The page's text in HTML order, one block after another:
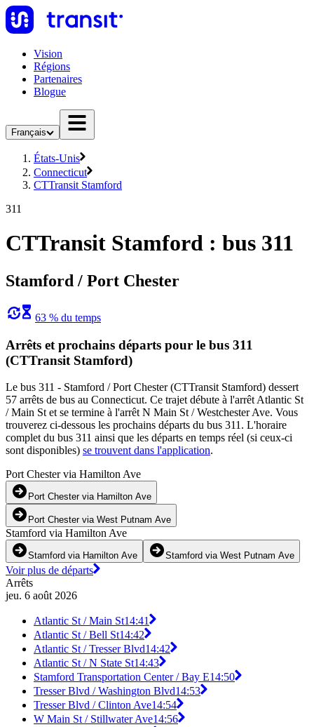
Vision
Régions
Partenaires
Blogue
Français
États-Unis
Connecticut
CTTransit Stamford
311
CTTransit Stamford : bus 311
Stamford / Port Chester
63 % du temps
Arrêts et prochains départs pour le bus 311
(CTTransit Stamford)
Le bus 311 - Stamford / Port Chester (CTTransit Stamford) dessert
57 arrêts de bus au Connecticut. Ce trajet débute à l'arrêt Atlantic St
/ Main St et se termine à l'arrêt N Main St / Westchester Ave. Vous
trouverez ci-dessous les prochains départs du bus 311. L'horaire
complet du bus 311 ainsi que les départs en temps réel (si ceux-ci
sont disponibles) se trouvent dans l'application.
Port Chester via Hamilton Ave
Port Chester via Hamilton Ave
Port Chester via West Putnam Ave
Stamford via Hamilton Ave
Stamford via Hamilton Ave Stamford via West Putnam Ave
Voir plus de départs
Arrêts
jeu. 6 août 2026
Atlantic St / Main St14:41
Atlantic St / Bell St14:42
Atlantic St / Tresser Blvd14:42
Atlantic St / N State St14:43
Stamford Transportation Center / Bay E14:50
Tresser Blvd / Washington Blvd14:53
Tresser Blvd / Clinton Ave14:54
W Main St / Stillwater Ave14:56